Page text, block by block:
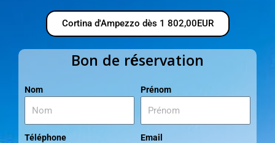
Cortina d'Ampezzo dès 1 802,00EUR
Bon de réservation
Nom Prénom
Téléphone Email